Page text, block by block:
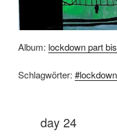
Album: lockdown part
Schlagwörter: #lockdown
day 24